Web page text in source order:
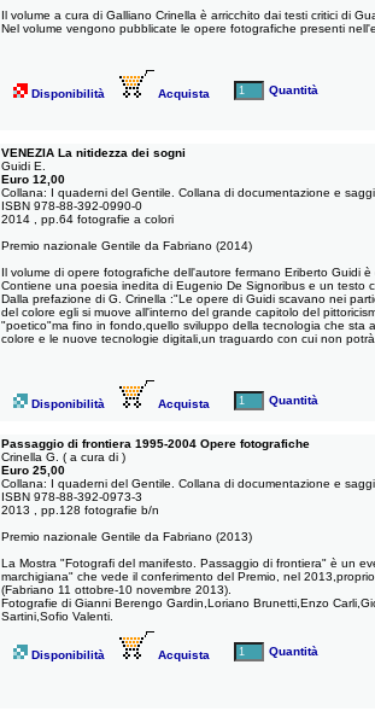
Il volume a cura di Galliano Crinella è arricchito dai testi critici di
Nel volume vengono pubblicate le opere fotografiche presenti
Disponibilità Acquista Quantità
VENEZIA La nitidezza dei sogni
Guidi E.
Euro 12,00
Collana: I quaderni del Gentile. Collana di documentazione e
ISBN 978-88-392-0990-0
2014 , pp.64 fotografie a colori
Premio nazionale Gentile da Fabriano (2014)
Il volume di opere fotografiche dell'autore fermano Eriberto Guidi è
Contiene una poesia inedita di Eugenio De Signoribus e un testo
Dalla prefazione di G. Crinella :"Le opere di Guidi scavano nei
del colore egli si muove all'interno del grande capitolo del
"poetico"ma fino in fondo,quello sviluppo della tecnologia che
colore e le nuove tecnologie digitali,un traguardo con cui non
Disponibilità Acquista Quantità
Passaggio di frontiera 1995-2004 Opere fotografiche
Crinella G. ( a cura di )
Euro 25,00
Collana: I quaderni del Gentile. Collana di documentazione e
ISBN 978-88-392-0973-3
2013 , pp.128 fotografie b/n
Premio nazionale Gentile da Fabriano (2013)
La Mostra "Fotografi del manifesto. Passaggio di frontiera" è un
marchigiana" che vede il conferimento del Premio, nel
(Fabriano 11 ottobre-10 novembre 2013).
Fotografie di Gianni Berengo Gardin,Loriano Brunetti,Enzo
Sartini,Sofio Valenti.
Disponibilità Acquista Quantità